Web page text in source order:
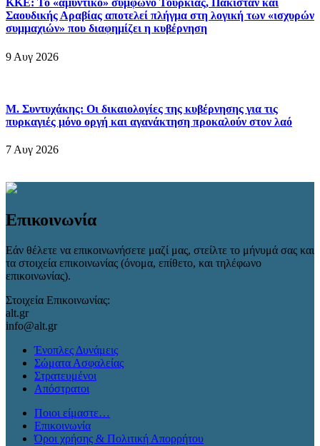
ΚΚΕ: Το «αμυντικό» σύμφωνο Τουρκίας, Πακιστάν και
Σαουδικής Αραβίας αποτελεί πλήγμα στη λογική των «ισχυρών
συμμαχιών» που διαφημίζει η κυβέρνηση
9 Αυγ 2026
Μ. Συντυχάκης: Οι δικαιολογίες της κυβέρνησης για τις
πυρκαγιές μόνο οργή και αγανάκτηση προκαλούν στον λαό
7 Αυγ 2026
Επικοινωνία
Εάν θέλετε να επικοινωνήσετε μαζί μας, στείλτε το μήνυμά σας και
τα στοιχεία επικοινωνίας (όνομα, επίθετο, και τηλέφωνο
επικοινωνίας).
Στοιχεία Επικοινωνίας:
alt.gr
info@alt.gr
Ένοπλες Δυνάμεις
Σώματα Ασφαλείας
Στρατευμένοι
Απόστρατοι
Ποιοι είμαστε…
Επικοινωνία
Όροι χρήσης & Πολιτική Απορρήτου